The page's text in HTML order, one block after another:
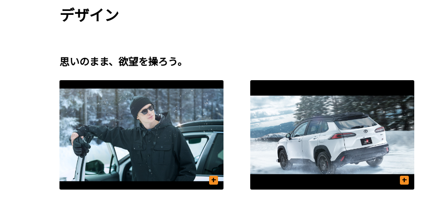
デザイン
思いのまま、欲望を操ろう。
+ +